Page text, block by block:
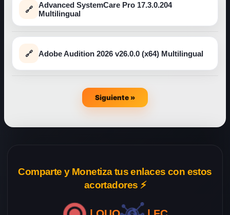
Advanced SystemCare Pro 17.3.0.204
Multilingual
Adobe Audition 2026 v26.0.0 (x64) Multilingual
Siguiente »
Comparte y Monetiza tus enlaces con estos
acortadores ⚡